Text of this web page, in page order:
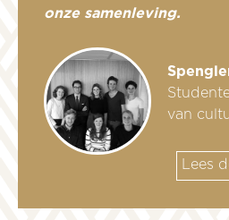
onze samenleving.
van
Lees